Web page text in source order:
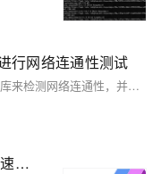
行网络连通性测试
以上步骤展示了如何利用 Python 的 `ping3` 库来检测网络连通性，并且提供了基本错误处理方法以确保程序能够优雅地处理各种意外情形。通过简洁明快、易读易懂、实操性强等特点使得该方法非常适合开发者或系统管理员快速集成至自动化工具链之内进行日常运维任务之需求满足。
JAX快速上手：从NumPy到GPU加速的Python高性能计算库入门教程